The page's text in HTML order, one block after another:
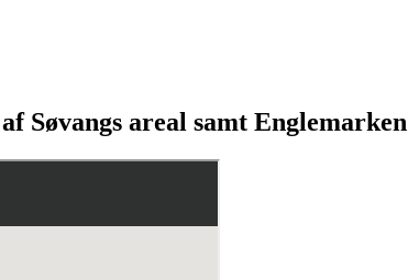
Søvangs areal samt Englemarken